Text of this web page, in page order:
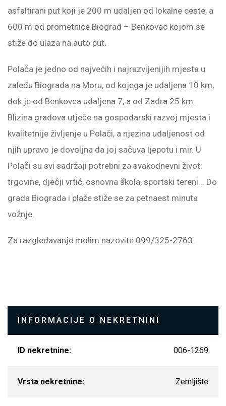
asfaltirani put koji je 200 m udaljen od lokalne ceste, a
600 m od prometnice Biograd – Benkovac kojom se
stiže do ulaza na auto put.
Polača je jedno od najvećih i najrazvijenijih mjesta u
zaleđu Biograda na Moru, od kojega je udaljena 10 km,
dok je od Benkovca udaljena 7, a od Zadra 25 km.
Blizina gradova utječe na gospodarski razvoj mjesta i
kvalitetnije življenje u Polači, a njezina udaljenost od
njih upravo je dovoljna da joj sačuva ljepotu i mir. U
Polači su svi sadržaji potrebni za svakodnevni život:
trgovine, dječji vrtić, osnovna škola, sportski tereni... Do
grada Biograda i plaže stiže se za petnaest minuta
vožnje.
Za razgledavanje molim nazovite 099/325-2763.
INFORMACIJE O NEKRETNINI
ID nekretnine: 006-1269
Vrsta nekretnine: Zemljište